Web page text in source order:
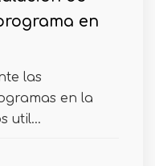
en
las
en la
util...